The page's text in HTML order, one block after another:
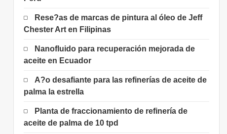
Rese?as de marcas de pintura al óleo de Jeff
Chester Art en Filipinas
Nanofluido para recuperación mejorada de
aceite en Ecuador
A?o desafiante para las refinerías de aceite de
palma la estrella
Planta de fraccionamiento de refinería de
aceite de palma de 10 tpd